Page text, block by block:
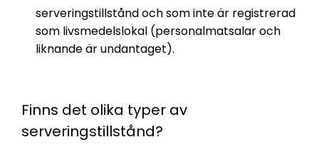
serveringstillstånd och som inte är registrerad
som livsmedelslokal (personalmatsalar och
liknande är undantaget).
Finns det olika typer av
serveringstillstånd?